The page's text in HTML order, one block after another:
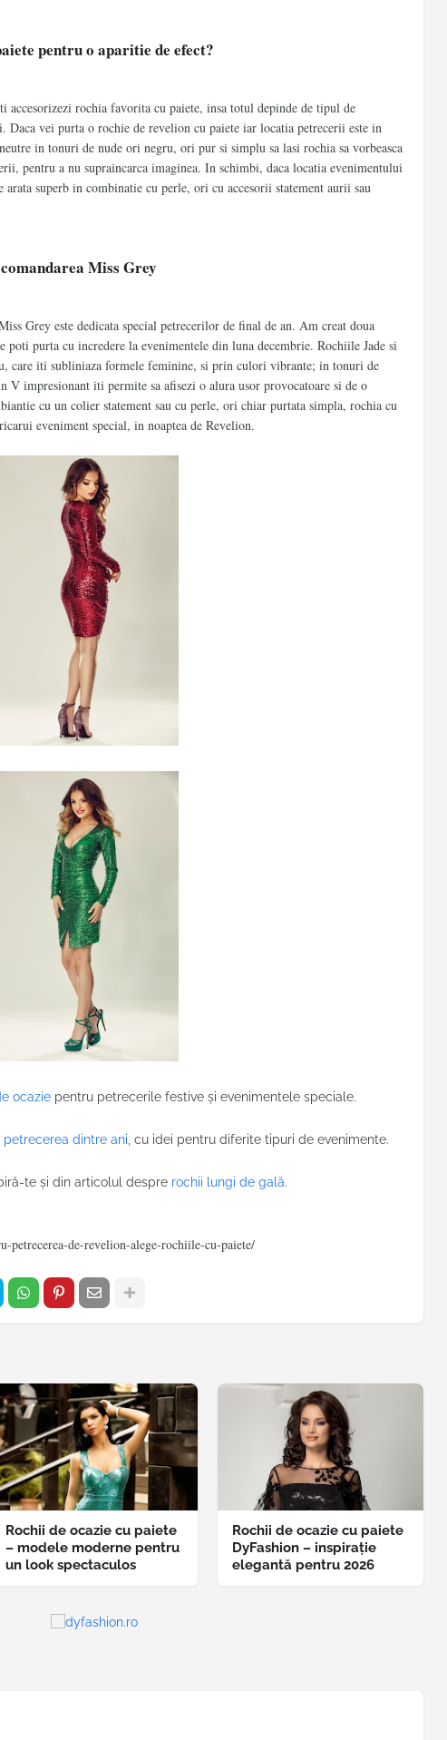
pentru o aparitie de efect?
rochia favorita cu paiete, insa totul depinde de tipul de
Daca vei purta o rochie de revelion cu paiete iar locatia petrecerii este in
in tonuri de nude ori negru, ori pur si simplu sa lasi rochia sa vorbeasca
pentru a nu supraincarca imaginea. In schimbi, daca locatia evenimentului
arata superb in combinatie cu perle, ori cu accesorii statement aurii sau
Miss Grey
Grey este dedicata special petrecerilor de final de an. Am creat doua
poti purta cu incredere la evenimentele din luna decembrie. Rochiile Jade si
care iti subliniaza formele feminine, si prin culori vibrante; in tonuri de
V impresionant iti permite sa afisezi o alura usor provocatoare si de o
cu un colier statement sau cu perle, ori chiar purtata simpla, rochia cu
eveniment special, in noaptea de Revelion.
ocazie pentru petrecerile festive și evenimentele speciale.
dintre ani , cu idei pentru diferite tipuri de evenimente.
te și din articolul despre rochii lungi de gală.
petrecerea-de-revelion-alege-rochiile-cu-paiete/
Rochii de ocazie cu paiete
– modele moderne pentru
un look spectaculos
Rochii de ocazie cu paiete
DyFashion – inspirație
elegantă pentru 2026